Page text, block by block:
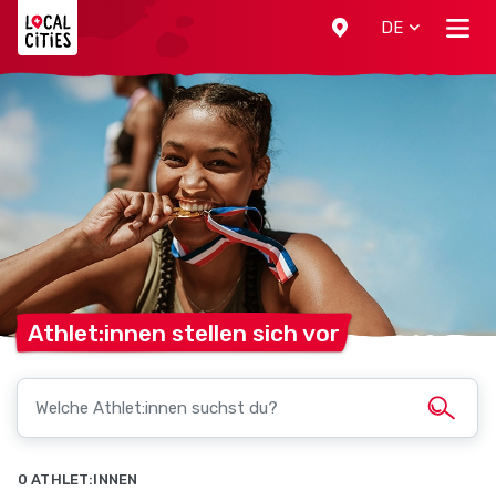
DE
Athlet:innen stellen sich vor
0 ATHLET:INNEN